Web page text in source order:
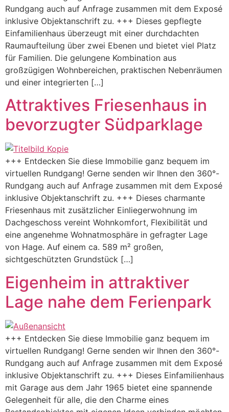
Rundgang auch auf Anfrage zusammen mit dem Exposé
inklusive Objektanschrift zu. +++ Dieses gepflegte
Einfamilienhaus überzeugt mit einer durchdachten
Raumaufteilung über zwei Ebenen und bietet viel Platz
für Familien. Die gelungene Kombination aus
großzügigen Wohnbereichen, praktischen Nebenräumen
und einer integrierten […]
Attraktives Friesenhaus in
bevorzugter Südparklage
+++ Entdecken Sie diese Immobilie ganz bequem im
virtuellen Rundgang! Gerne senden wir Ihnen den 360°-
Rundgang auch auf Anfrage zusammen mit dem Exposé
inklusive Objektanschrift zu. +++ Dieses charmante
Friesenhaus mit zusätzlicher Einliegerwohnung im
Dachgeschoss vereint Wohnkomfort, Flexibilität und
eine angenehme Wohnatmosphäre in gefragter Lage
von Hage. Auf einem ca. 589 m² großen,
sichtgeschützten Grundstück […]
Eigenheim in attraktiver
Lage nahe dem Ferienpark
+++ Entdecken Sie diese Immobilie ganz bequem im
virtuellen Rundgang! Gerne senden wir Ihnen den 360°-
Rundgang auch auf Anfrage zusammen mit dem Exposé
inklusive Objektanschrift zu. +++ Dieses Einfamilienhaus
mit Garage aus dem Jahr 1965 bietet eine spannende
Gelegenheit für alle, die den Charme eines